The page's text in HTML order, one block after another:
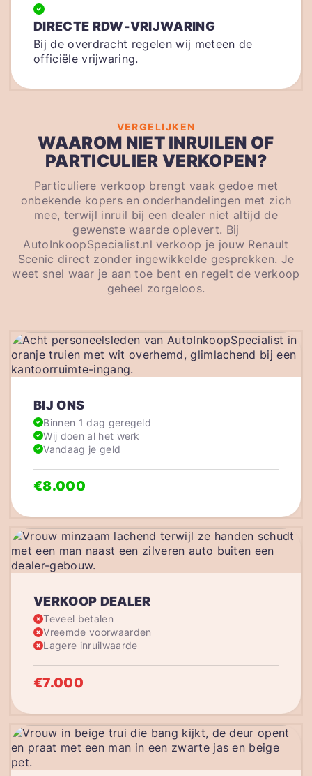
DIRECTE RDW-VRIJWARING
Bij de overdracht regelen wij meteen de
officiële vrijwaring.
VERGELIJKEN
WAAROM NIET INRUILEN OF
PARTICULIER VERKOPEN?
Particuliere verkoop brengt vaak gedoe met
onbekende kopers en onderhandelingen met zich
mee, terwijl inruil bij een dealer niet altijd de
gewenste waarde oplevert. Bij
AutoInkoopSpecialist.nl verkoop je jouw Renault
Scenic direct zonder ingewikkelde gesprekken. Je
weet snel waar je aan toe bent en regelt de verkoop
geheel zorgeloos.
VERKOOP DEALER
Teveel betalen
Vreemde voorwaarden
Lagere inruilwaarde
€7.000
BIJ ONS
Binnen 1 dag geregeld
Wij doen al het werk
Vandaag je geld
€8.000